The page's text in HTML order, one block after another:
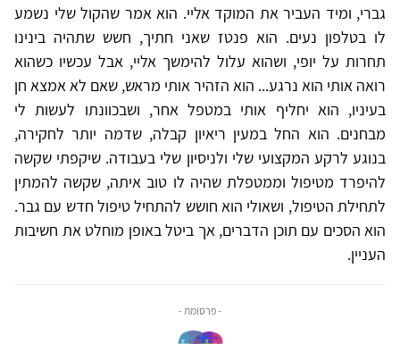
גברי, ומיד העביר את המוקד אליי. הוא אמר שהקול שלי נשמע
לו בטלפון נעים. הוא פנטז שאני חתיך, חשש שתהיה בינינו
תחרות על יופי, ושהוא עלול להימשך אליי, אבל עכשיו כשהוא
רואה אותי הוא נרגע... הוא הזהיר אותי מראש, שאם לא אמצא חן
בעיניו, הוא יחליף אותי במטפל אחר, ושבכוונתו לעשות לי
מבחנים. הוא החל במעין ריאיון קבלה, שדמה יותר לחקירה,
בנוגע לרקע המקצועי שלי ולניסיון שלי בעבודה. שיקפתי שקשה
להיפרד מטיפול וממטפלת שהיה לו טוב איתה, שקשה להמתין
לתחילת הטיפול, ושאולי הוא חושש להתחיל טיפול חדש עם גבר.
הוא הסכים עם תוכן הדברים, אך ביטל באופן מוחלט את חשיבות
העניין.
- פרסומת -